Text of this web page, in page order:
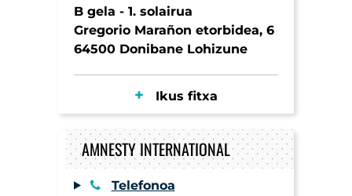
B gela - 1. solairua
Gregorio Marañon etorbidea, 6
64500 Donibane Lohizune
Ikus fitxa
AMNESTY INTERNATIONAL
Telefonoa